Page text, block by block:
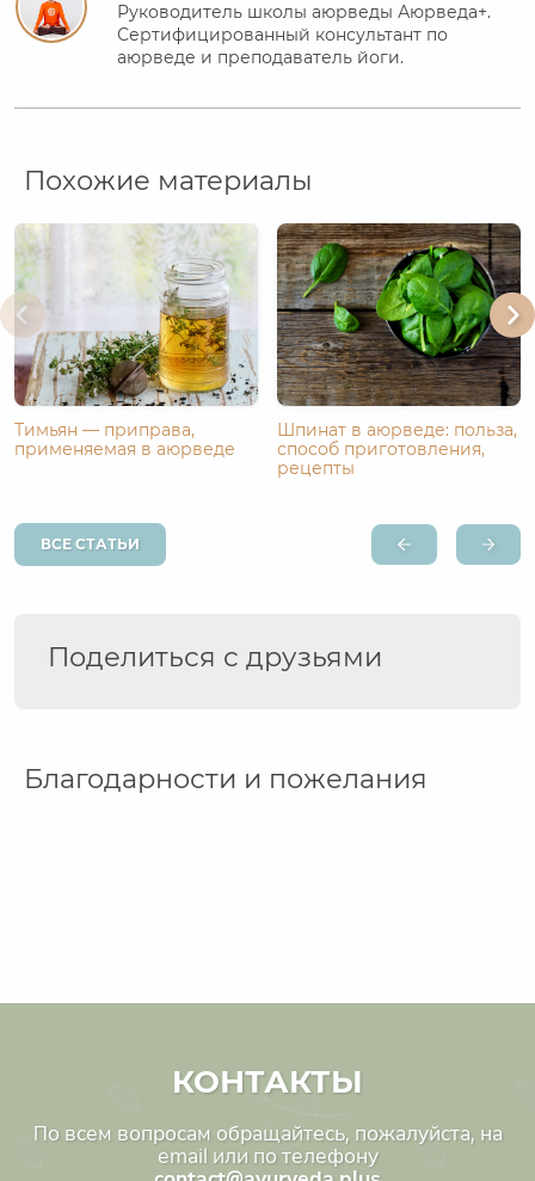
Руководитель школы аюрведы Аюрведа+.
Сертифицированный консультант по
аюрведе и преподаватель йоги.
Похожие материалы
Тимьян — приправа,
применяемая в аюрведе
Шпинат в аюрведе: польза,
способ приготовления,
рецепты
ВСЕ СТАТЬИ
Поделиться с друзьями
Благодарности и пожелания
КОНТАКТЫ
По всем вопросам обращайтесь, пожалуйста, на
email или по телефону